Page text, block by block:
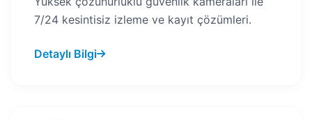
7/24 kesintisiz izleme ve kayıt çözümleri.
Detaylı Bilgi